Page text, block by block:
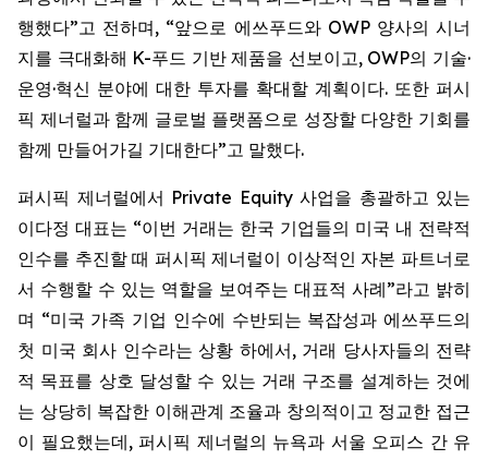
행했다”고 전하며, “앞으로 에쓰푸드와 OWP 양사의 시너
지를 극대화해 K-푸드 기반 제품을 선보이고, OWP의 기술·
운영·혁신 분야에 대한 투자를 확대할 계획이다. 또한 퍼시
픽 제너럴과 함께 글로벌 플랫폼으로 성장할 다양한 기회를
함께 만들어가길 기대한다”고 말했다.
퍼시픽 제너럴에서 Private Equity 사업을 총괄하고 있는
이다정 대표는 “이번 거래는 한국 기업들의 미국 내 전략적
인수를 추진할 때 퍼시픽 제너럴이 이상적인 자본 파트너로
서 수행할 수 있는 역할을 보여주는 대표적 사례”라고 밝히
며 “미국 가족 기업 인수에 수반되는 복잡성과 에쓰푸드의
첫 미국 회사 인수라는 상황 하에서, 거래 당사자들의 전략
적 목표를 상호 달성할 수 있는 거래 구조를 설계하는 것에
는 상당히 복잡한 이해관계 조율과 창의적이고 정교한 접근
이 필요했는데, 퍼시픽 제너럴의 뉴욕과 서울 오피스 간 유